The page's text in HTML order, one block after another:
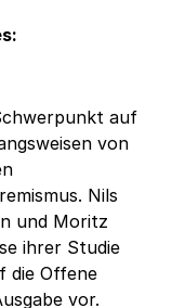
auf
von
Nils
und Moritz
ihrer Studie
die Offene
vor.